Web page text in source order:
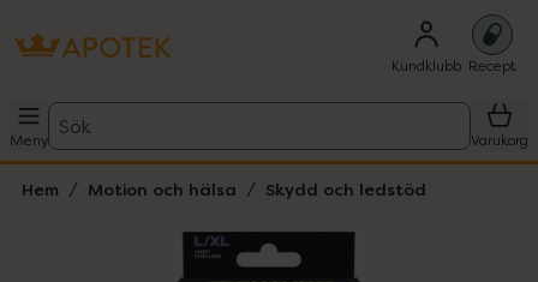
Kundklubb Recept
Meny
Sök
Varukorg
Hem Motion och hälsa Skydd och ledstöd
Lista: . Innehåller 1 objekt.